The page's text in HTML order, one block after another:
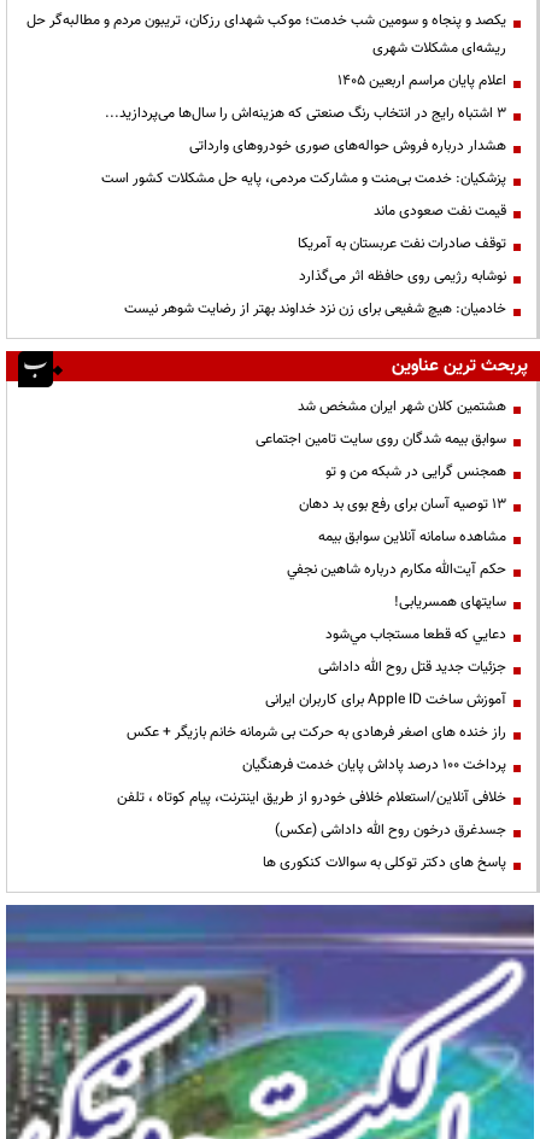
یکصد و پنجاه و سومین شب خدمت؛ موکب شهدای رزکان، تریبون مردم و مطالبه‌گر حل
ریشه‌ای مشکلات شهری
اعلام پایان مراسم اربعین ۱۴۰۵
3 اشتباه رایج در انتخاب رنگ صنعتی که هزینه‌اش را سال‌ها می‌پردازید...
هشدار درباره فروش حواله‌های صوری خودروهای وارداتی
پزشکیان: خدمت بی‌منت و مشارکت مردمی، پایه حل مشکلات کشور است
قیمت نفت صعودی ماند
توقف صادرات نفت عربستان به آمریکا
نوشابه رژیمی روی حافظه اثر می‌گذارد
خادمیان: هیچ شفیعی برای زن نزد خداوند بهتر از رضایت شوهر نیست
پربحث ترین عناوین
هشتمین کلان شهر ایران مشخص شد
سوابق بیمه شدگان روی سایت تامین اجتماعی
همجنس گرایی در شبکه من و تو
13 توصیه آسان برای رفع بوی بد دهان
مشاهده سامانه آنلاين سوابق بیمه
حكم آيت‌الله مكارم درباره شاهين نجفي
سایتهای همسریابی!
دعايي كه قطعا مستجاب مي‌شود
جزئیات جدید قتل روح الله داداشی
آموزش ساخت Apple ID برای کاربران ایرانی
راز خنده های اصغر فرهادی به حرکت بی شرمانه خانم بازیگر + عکس
پرداخت ۱۰۰ درصد پاداش پایان خدمت فرهنگیان
خلافی آنلاین/استعلام خلافی خودرو از طریق اینترنت، پیام کوتاه ، تلفن
جسدغرق درخون روح الله داداشی (عکس)
پاسخ های دکتر توکلی به سوالات کنکوری ها